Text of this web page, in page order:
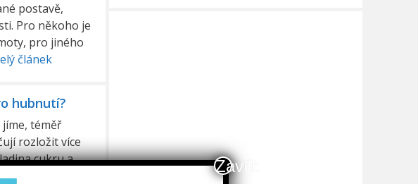
postavě,
Pro někoho je
pro jiného
článek
hubnutí?
téměř
rozložit více
cukru a
Zavřít